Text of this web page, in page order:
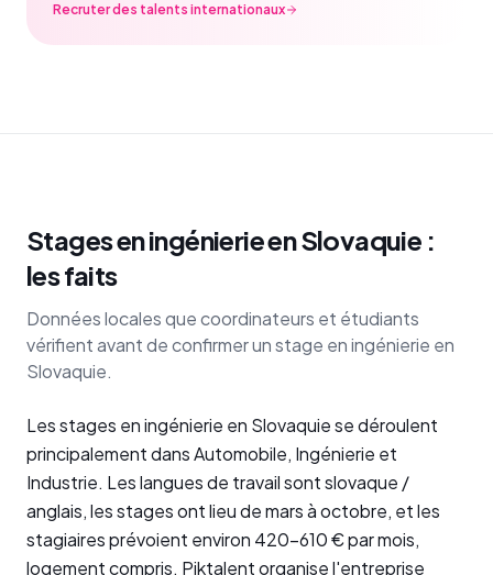
Recruter des talents internationaux
Stages en ingénierie en Slovaquie :
les faits
Données locales que coordinateurs et étudiants
vérifient avant de confirmer un stage en ingénierie en
Slovaquie.
Les stages en ingénierie en Slovaquie se déroulent
principalement dans Automobile, Ingénierie et
Industrie. Les langues de travail sont slovaque /
anglais, les stages ont lieu de mars à octobre, et les
stagiaires prévoient environ 420–610 € par mois,
logement compris. Piktalent organise l'entreprise